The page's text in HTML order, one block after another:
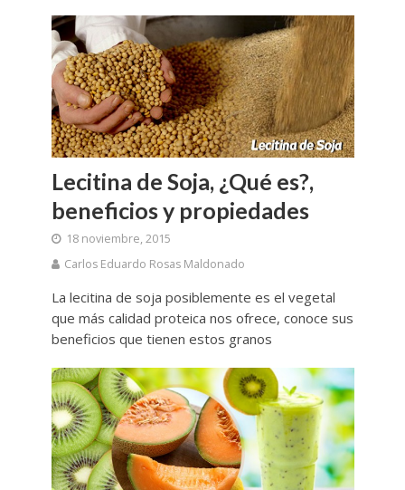
Lecitina de Soja, ¿Qué es?,
beneficios y propiedades
18 noviembre, 2015
Carlos Eduardo Rosas Maldonado
La lecitina de soja posiblemente es el vegetal
que más calidad proteica nos ofrece, conoce sus
beneficios que tienen estos granos